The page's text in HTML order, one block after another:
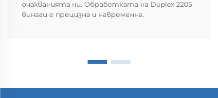
очакванията ни. Обработката на Duplex 2205
винаги е прецизна и навременна.